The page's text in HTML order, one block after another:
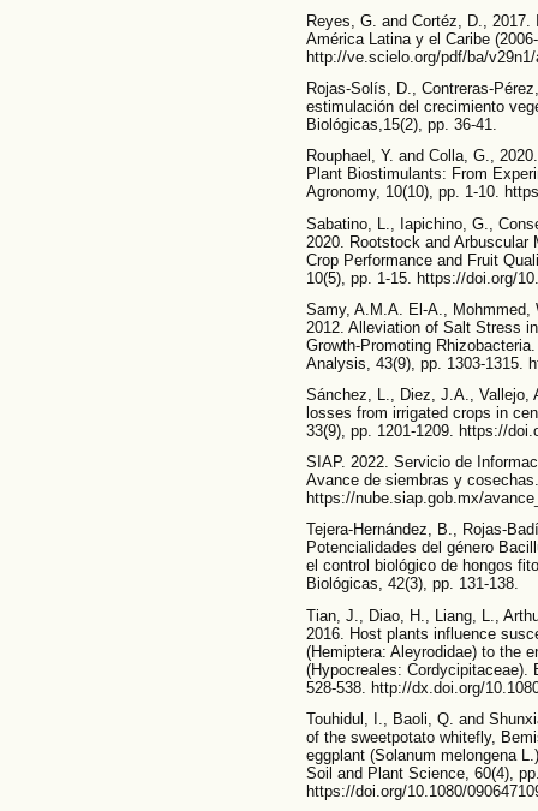
Reyes, G. and Cortéz, D.,
América Latina y el Caribe
http://ve.scielo.org/pdf/ba/
Rojas-Solís, D., Contreras-
estimulación del crecimiento
Biológicas,15(2), pp. 36-41.
Rouphael, Y. and Colla, G.,
Plant Biostimulants: From
Agronomy, 10(10), pp. 1-10.
Sabatino, L., Iapichino, G.,
2020. Rootstock and
Crop Performance and Fruit
10(5), pp. 1-15. https://doi.org/
Samy, A.M.A. El-A.,
2012. Alleviation of Salt Stress
Growth-Promoting
Analysis, 43(9), pp. 1303-1315.
Sánchez, L., Diez, J.A., Vallejo,
losses from irrigated crops in
33(9), pp. 1201-1209. https://
SIAP. 2022. Servicio de
Avance de siembras y
https://nube.siap.gob.mx/
Tejera-Hernández, B., Rojas-
Potencialidades del género
el control biológico de hongos
Biológicas, 42(3), pp. 131-138.
Tian, J., Diao, H., Liang, L.,
2016. Host plants influence
(Hemiptera: Aleyrodidae) to the
(Hypocreales: Cordycipitaceae).
528-538. http://dx.doi.org/
Touhidul, I., Baoli, Q. and
of the sweetpotato whitefly,
eggplant (Solanum melongena
Soil and Plant Science, 60(4),
https://doi.org/10.1080/